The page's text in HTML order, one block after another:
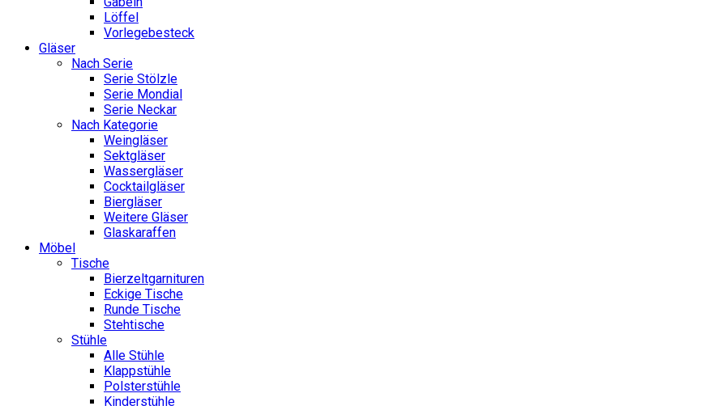
Löffel
Vorlegebesteck
Gläser
Nach Serie
Serie Stölzle
Serie Mondial
Serie Neckar
Nach Kategorie
Weingläser
Sektgläser
Wassergläser
Cocktailgläser
Biergläser
Weitere Gläser
Glaskaraffen
Möbel
Tische
Bierzeltgarnituren
Eckige Tische
Runde Tische
Stehtische
Stühle
Alle Stühle
Klappstühle
Polsterstühle
Kinderstühle